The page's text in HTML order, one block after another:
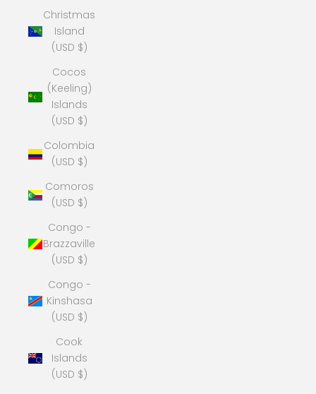
Christmas
Island
(USD $)
Cocos
(Keeling)
Islands
(USD $)
Colombia
(USD $)
Comoros
(USD $)
Congo -
Brazzaville
(USD $)
Congo -
Kinshasa
(USD $)
Cook
Islands
(USD $)